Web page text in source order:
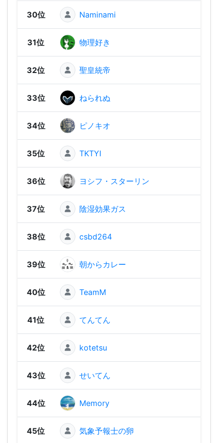
30位 Naminami
31位 物理好き
32位 聖皇統帝
33位 ねられぬ
34位 ピノキオ
35位 TKTYI
36位 ヨシフ・スターリン
37位 陰湿効果ガス
38位 csbd264
39位 朝からカレー
40位 TeamM
41位 てんてん
42位 kotetsu
43位 せいてん
44位 Memory
45位 気象予報士の卵